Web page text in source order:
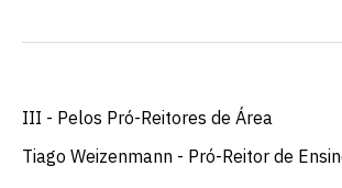
III - Pelos Pró-Reitores de Área
Tiago Weizenmann - Pró-Reitor de